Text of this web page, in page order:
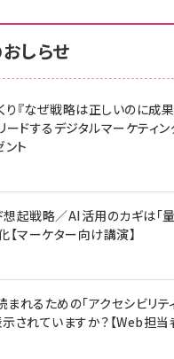
￥880
anan(アンアン)2026/06/24号
スペシャルエディション[王道エンタ
￥1,100
anan(アンアン)2026/07/08号
￥880
ママ投資家が育休中に１億貯めた株
組織の成果を最大化する ルールの
￥1,980
サポート正規品 メーカー保証5年
NIMASO ガラスフィルム iPhone
すい ガイド枠付き いPhone17
2枚セット DSP25F1698
￥1,599
￥6,980
全ワイヤレスイヤホン/アクティブノ
技術基準適合】ブラック
￥5,990
サポート正規品 メーカー保証5年
Amazon eギフトカード -
￥5,000
Anker PowerLine III Flow USB-
Pro/Air 各種対応 (1.8m ミッドナイ
￥1,890
サッポロ 生ビール 黒ラベル
ル ケース買い【6/30応募〆切! 黒ラ
しらせ
り『なぜ戦略は正しいのに成
ドするデジタルマーケティン
ント
起戦略／AI活用のカギは「量
マーケター向け講演】
れるための「アクセシビリテ
されていますか？【Web担当